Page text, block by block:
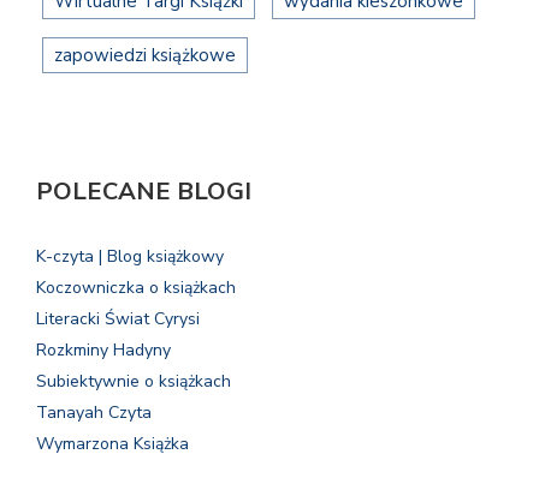
zapowiedzi książkowe
POLECANE BLOGI
K-czyta | Blog książkowy
Koczowniczka o książkach
Literacki Świat Cyrysi
Rozkminy Hadyny
Subiektywnie o książkach
Tanayah Czyta
Wymarzona Książka